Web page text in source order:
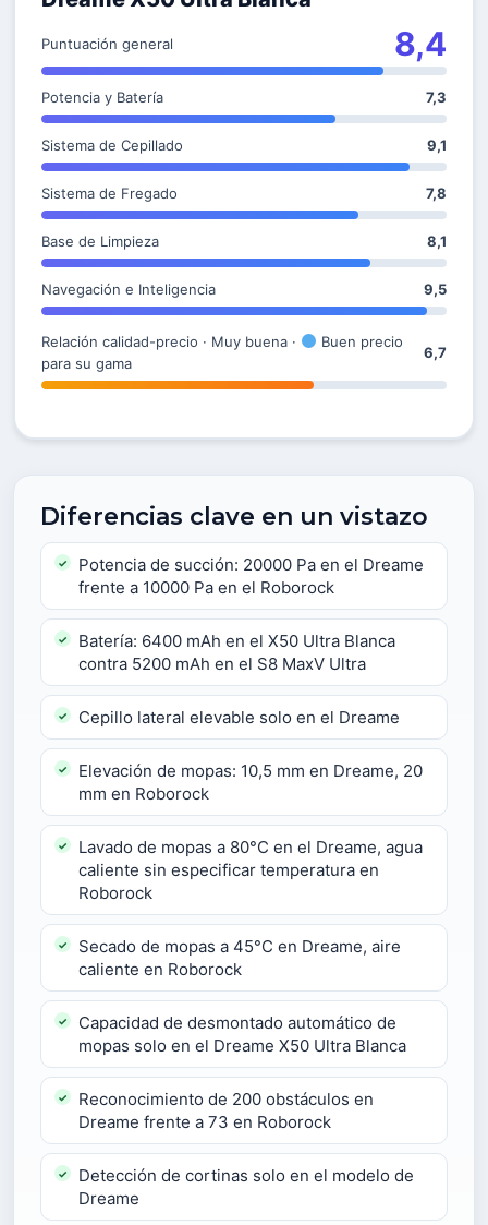
Puntuación general 8,4
Potencia y Batería 7,3
Sistema de Cepillado 9,1
Sistema de Fregado 7,8
Base de Limpieza 8,1
Navegación e Inteligencia 9,5
Relación calidad-precio · Muy buena ·
Buen precio
para su gama
6,7
Diferencias clave en un vistazo
Potencia de succión: 20000 Pa en el Dreame
frente a 10000 Pa en el Roborock
Batería: 6400 mAh en el X50 Ultra Blanca
contra 5200 mAh en el S8 MaxV Ultra
Cepillo lateral elevable solo en el Dreame
Elevación de mopas: 10,5 mm en Dreame, 20
mm en Roborock
Lavado de mopas a 80°C en el Dreame, agua
caliente sin especificar temperatura en
Roborock
Secado de mopas a 45°C en Dreame, aire
caliente en Roborock
Capacidad de desmontado automático de
mopas solo en el Dreame X50 Ultra Blanca
Reconocimiento de 200 obstáculos en
Dreame frente a 73 en Roborock
Detección de cortinas solo en el modelo de
Dreame